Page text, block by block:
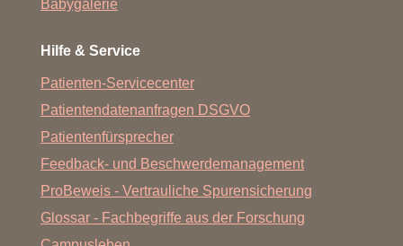
Babygalerie
Hilfe & Service
Patienten-Servicecenter
Patientendatenanfragen DSGVO
Patientenfürsprecher
Feedback- und Beschwerdemanagement
ProBeweis - Vertrauliche Spurensicherung
Glossar - Fachbegriffe aus der Forschung